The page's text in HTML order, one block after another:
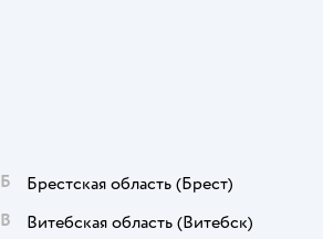
Б Брестская область (Брест)
В
Витебская область (Витебск)